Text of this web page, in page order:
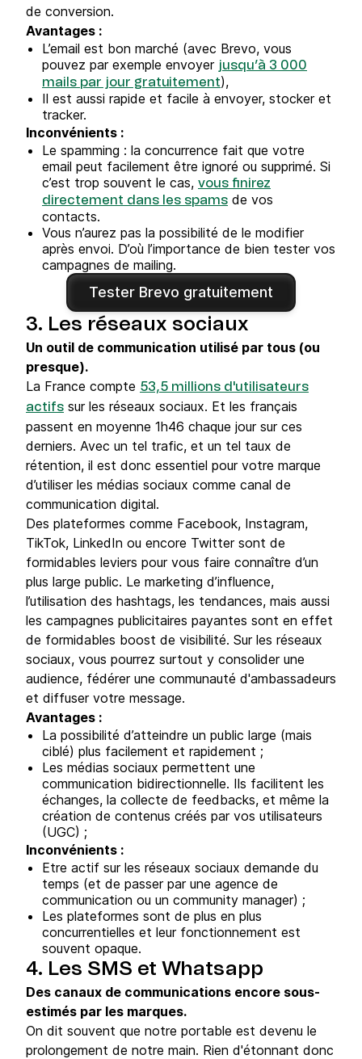
de conversion.
Avantages :
L’email est bon marché (avec Brevo, vous
pouvez par exemple envoyer jusqu’à 3 000
mails par jour gratuitement),
Il est aussi rapide et facile à envoyer, stocker et
tracker.
Inconvénients :
Le spamming : la concurrence fait que votre
email peut facilement être ignoré ou supprimé. Si
c’est trop souvent le cas, vous finirez
directement dans les spams de vos
contacts.
Vous n’aurez pas la possibilité de le modifier
après envoi. D’où l’importance de bien tester vos
campagnes de mailing.
Tester Brevo gratuitement
3. Les réseaux sociaux
Un outil de communication utilisé par tous (ou
presque).
La France compte 53,5 millions d'utilisateurs
actifs sur les réseaux sociaux. Et les français
passent en moyenne 1h46 chaque jour sur ces
derniers. Avec un tel trafic, et un tel taux de
rétention, il est donc essentiel pour votre marque
d’utiliser les médias sociaux comme canal de
communication digital.
Des plateformes comme Facebook, Instagram,
TikTok, LinkedIn ou encore Twitter sont de
formidables leviers pour vous faire connaître d’un
plus large public. Le marketing d’influence,
l’utilisation des hashtags, les tendances, mais aussi
les campagnes publicitaires payantes sont en effet
de formidables boost de visibilité. Sur les réseaux
sociaux, vous pourrez surtout y consolider une
audience, fédérer une communauté d'ambassadeurs
et diffuser votre message.
Avantages :
La possibilité d’atteindre un public large (mais
ciblé) plus facilement et rapidement ;
Les médias sociaux permettent une
communication bidirectionnelle. Ils facilitent les
échanges, la collecte de feedbacks, et même la
création de contenus créés par vos utilisateurs
(UGC) ;
Inconvénients :
Etre actif sur les réseaux sociaux demande du
temps (et de passer par une agence de
communication ou un community manager) ;
Les plateformes sont de plus en plus
concurrentielles et leur fonctionnement est
souvent opaque.
4. Les SMS et Whatsapp
Des canaux de communications encore sous-
estimés par les marques.
On dit souvent que notre portable est devenu le
prolongement de notre main. Rien d'étonnant donc